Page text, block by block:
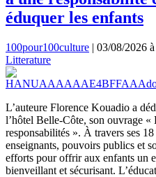
éduquer les enfants
100pour100culture | 03/08/2026
Litterature
L’auteure Florence Kouadio a
l’hôtel Belle-Côte, son ouvrage «
responsabilités ». À travers ses
enseignants, pouvoirs publics et
efforts pour offrir aux enfants un
bienveillant et sécurisant.